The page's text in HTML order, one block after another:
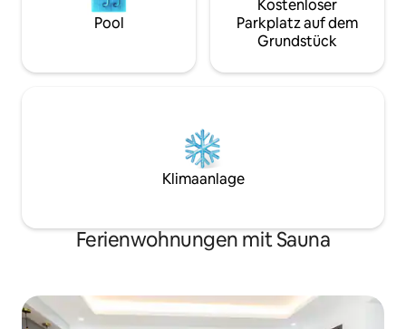
Pool
Kostenloser
Parkplatz auf dem
Grundstück
Klimaanlage
Ferienwohnungen mit Sauna